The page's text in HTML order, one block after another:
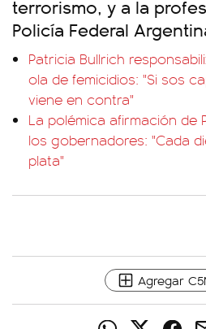
terrorismo, y a la
Policía Federal
Patricia Bullrich
ola de femicidios: "Si sos
viene en contra"
La polémica afirmación de
los gobernadores: "Cada
plata"
Agregar